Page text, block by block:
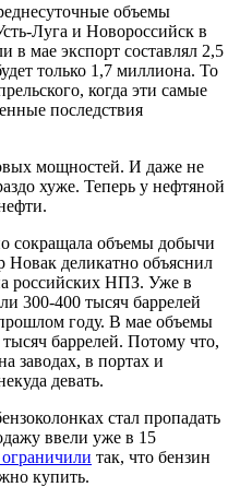
объемы
Луга и Новороссийск в
в мае экспорт составлял 2,5
только 1,7 миллиона. То
когда эти самые
последствия
мощностей. И даже не
хуже. Теперь у нефтяной
сокращала объемы добычи
деликатно объяснил
российских НПЗ. Уже в
300-400 тысяч баррелей
году. В мае объемы
баррелей. Потому что,
заводах, в портах и
девать.
стал пропадать
ввели уже в 15
так, что бензин
купить.